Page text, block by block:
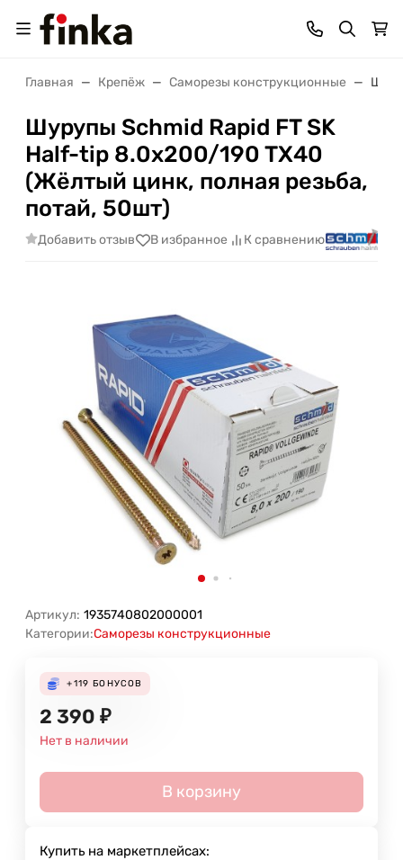
Главная Крепёж Саморезы конструкционные
Шурупы Schmid Rapid FT SK
Half-tip 8.0x200/190 TX40
(Жёлтый цинк, полная резьба,
потай, 50шт)
Добавить отзыв В избранное К сравнению
Артикул: 1935740802000001
Категории:Саморезы конструкционные
+119 БОНУСОВ
2 390 ₽
Нет в наличии
В корзину
Купить на маркетплейсах: